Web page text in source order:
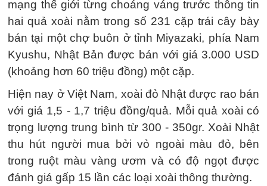
mạng thế giới từng choáng váng trước thông tin
hai quả xoài nằm trong số 231 cặp trái cây bày
bán tại một chợ buôn ở tỉnh Miyazaki, phía Nam
Kyushu, Nhật Bản được bán với giá 3.000 USD
(khoảng hơn 60 triệu đồng) một cặp.
Hiện nay ở Việt Nam, xoài đỏ Nhật được rao bán
với giá 1,5 - 1,7 triệu đồng/quả. Mỗi quả xoài có
trọng lượng trung bình từ 300 - 350gr. Xoài Nhật
thu hút người mua bởi vỏ ngoài màu đỏ, bên
trong ruột màu vàng ươm và có độ ngọt được
đánh giá gấp 15 lần các loại xoài thông thường.